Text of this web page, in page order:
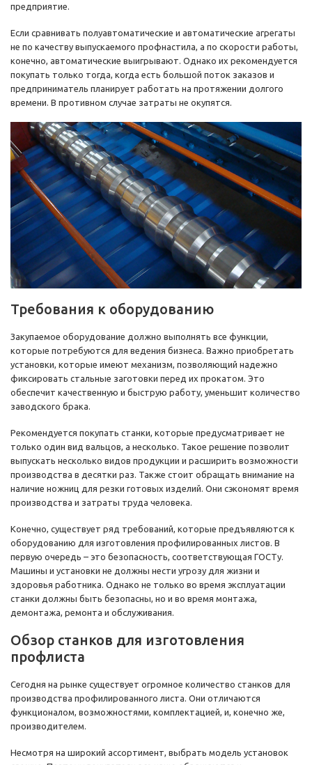
предприятие.
Если сравнивать полуавтоматические и автоматические агрегаты
не по качеству выпускаемого профнастила, а по скорости работы,
конечно, автоматические выигрывают. Однако их рекомендуется
покупать только тогда, когда есть большой поток заказов и
предприниматель планирует работать на протяжении долгого
времени. В противном случае затраты не окупятся.
Требования к оборудованию
Закупаемое оборудование должно выполнять все функции,
которые потребуются для ведения бизнеса. Важно приобретать
установки, которые имеют механизм, позволяющий надежно
фиксировать стальные заготовки перед их прокатом. Это
обеспечит качественную и быструю работу, уменьшит количество
заводского брака.
Рекомендуется покупать станки, которые предусматривает не
только один вид вальцов, а несколько. Такое решение позволит
выпускать несколько видов продукции и расширить возможности
производства в десятки раз. Также стоит обращать внимание на
наличие ножниц для резки готовых изделий. Они сэкономят время
производства и затраты труда человека.
Конечно, существует ряд требований, которые предъявляются к
оборудованию для изготовления профилированных листов. В
первую очередь – это безопасность, соответствующая ГОСТу.
Машины и установки не должны нести угрозу для жизни и
здоровья работника. Однако не только во время эксплуатации
станки должны быть безопасны, но и во время монтажа,
демонтажа, ремонта и обслуживания.
Обзор станков для изготовления
профлиста
Сегодня на рынке существует огромное количество станков для
производства профилированного листа. Они отличаются
функционалом, возможностями, комплектацией, и, конечно же,
производителем.
Несмотря на широкий ассортимент, выбрать модель установок